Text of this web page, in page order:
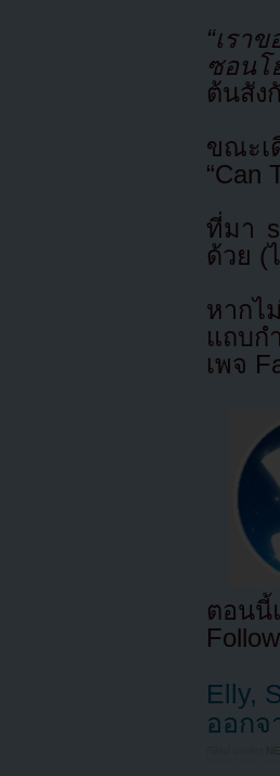
“เรา
ซอนโ
ต้นสัง
ขณะเ
“Can
ที่มา
ด้วย (
หากไ
แถบก
เพจ
ตอนนี้
Elly,
ออกจ